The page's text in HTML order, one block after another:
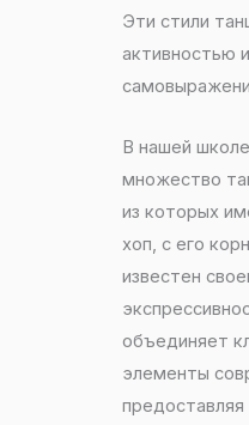
Эти стили
активностью
В нашей
множество
из которых
хоп, с его
известен
объединяет
элементы